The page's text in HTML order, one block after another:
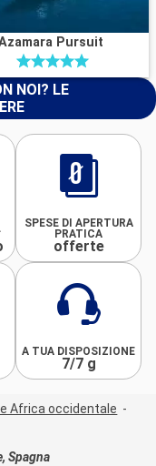
Pursuit
NOI? LE
SPESE DI APERTURA
PRATICA
offerte
A TUA DISPOSIZIONE
7/7 g
Africa occidentale
Spagna